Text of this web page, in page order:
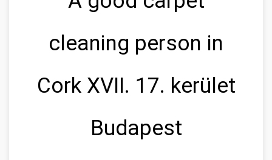
cleaning person in
Cork XVII. 17. kerület
Budapest